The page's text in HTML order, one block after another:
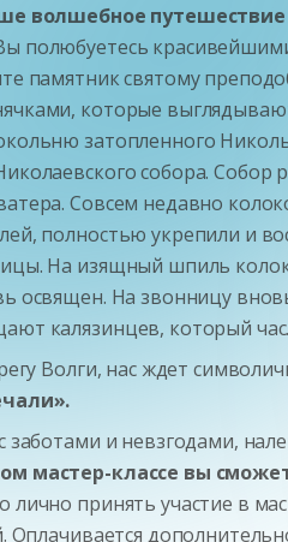
волшебное
полюбуетесь
памятник святому
которые
затопленного
собора. Собор
Совсем недавно
полностью укрепили и
На изящный шпиль
освящен. На звонницу
калязинцев, который час.
Волги, нас ждет
заботами и невзгодами,
мастер-классе вы
принять участие в
Оплачивается